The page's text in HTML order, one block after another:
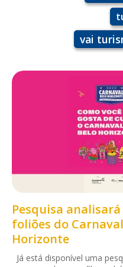
vai
Pesquisa
foliões do
Horizonte
Já está disponível uma